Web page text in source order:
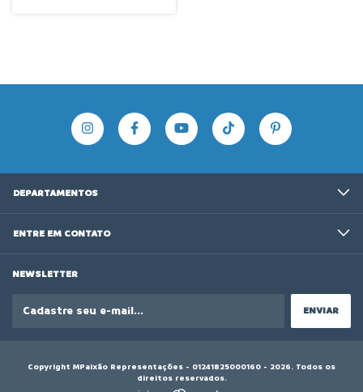
DEPARTAMENTOS
ENTRE EM CONTATO
NEWSLETTER
Copyright MPaixão Representações - 01241825000160 - 2026. Todos os
direitos reservados.